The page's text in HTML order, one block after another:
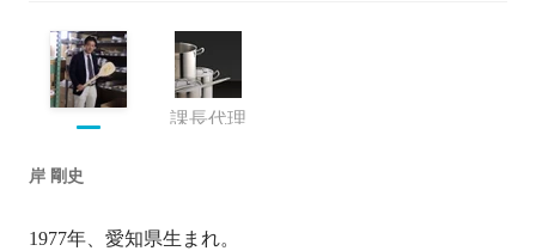
課長代理
岸 剛史
1977年、愛知県生まれ。